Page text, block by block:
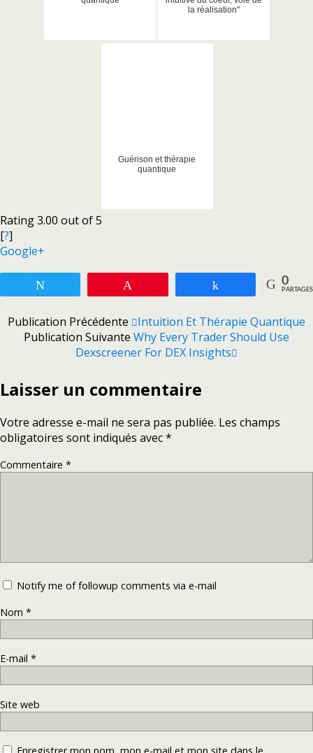
la réalisation"
Guérison et thérapie
quantique
Rating 3.00 out of 5
[?]
Google+
Partagez 0
PARTAGES
Publication Précédente
Intuition Et Thérapie Quantique
Publication Suivante Why Every Trader Should Use
Dexscreener For DEX Insights
Laisser un commentaire
Votre adresse e-mail ne sera pas publiée. Les champs
obligatoires sont indiqués avec*
Commentaire *
Notify me of followup comments via e-mail
Nom *
E-mail *
Site web